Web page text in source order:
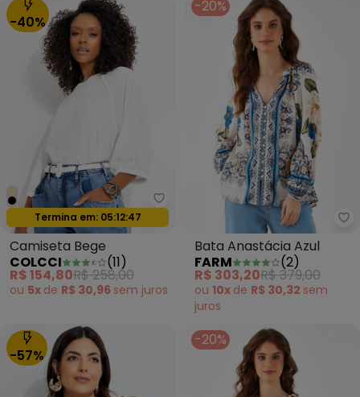
-40%
Colcci - Camiseta Bege
Oferta relâmpago
Termina em: 05:12:44
Camiseta Bege
COLCCI
(11)
R$ 154,80R$ 258,00
ou 5x de R$ 30,96 sem juros
-20%
Bata Anastácia Azul
FARM
(2)
R$ 303,20R$ 379,00
ou 10x de R$ 30,32 sem
juros
-57%
-20%